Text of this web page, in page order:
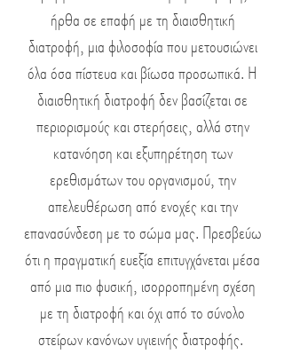
ήρθα σε επαφή με τη διαισθητική
διατροφή, μια φιλοσοφία που μετουσιώνει
όλα όσα πίστευα και βίωσα προσωπικά. Η
διαισθητική διατροφή δεν βασίζεται σε
περιορισμούς και στερήσεις, αλλά στην
κατανόηση και εξυπηρέτηση των
ερεθισμάτων του οργανισμού, την
απελευθέρωση από ενοχές και την
επανασύνδεση με το σώμα μας. Πρεσβεύω
ότι η πραγματική ευεξία επιτυγχάνεται μέσα
από μια πιο φυσική, ισορροπημένη σχέση
με τη διατροφή και όχι από το σύνολο
στείρων κανόνων υγιεινής διατροφής.